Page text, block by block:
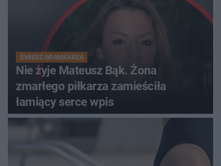
ŚMIERĆ BRAMKARZA
Nie żyje Mateusz Bąk. Żona
zmarłego piłkarza zamieściła
łamiący serce wpis